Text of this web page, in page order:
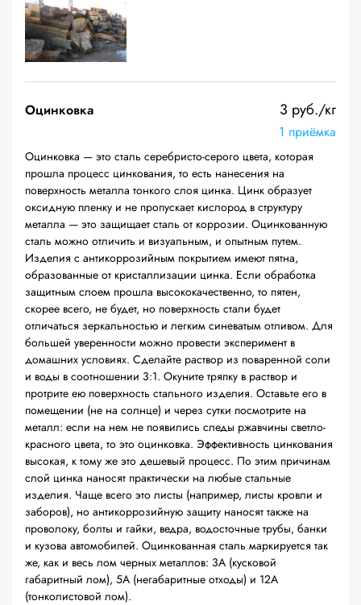
Оцинковка 3 руб./кг
1 приёмка
Оцинковка — это сталь серебристо-серого цвета, которая
прошла процесс цинкования, то есть нанесения на
поверхность металла тонкого слоя цинка. Цинк образует
оксидную пленку и не пропускает кислород в структуру
металла — это защищает сталь от коррозии. Оцинкованную
сталь можно отличить и визуальным, и опытным путем.
Изделия с антикоррозийным покрытием имеют пятна,
образованные от кристаллизации цинка. Если обработка
защитным слоем прошла высококачественно, то пятен,
скорее всего, не будет, но поверхность стали будет
отличаться зеркальностью и легким синеватым отливом. Для
большей уверенности можно провести эксперимент в
домашних условиях. Сделайте раствор из поваренной соли
и воды в соотношении 3:1. Окуните тряпку в раствор и
протрите ею поверхность стального изделия. Оставьте его в
помещении (не на солнце) и через сутки посмотрите на
металл: если на нем не появились следы ржавчины светло-
красного цвета, то это оцинковка. Эффективность цинкования
высокая, к тому же это дешевый процесс. По этим причинам
слой цинка наносят практически на любые стальные
изделия. Чаще всего это листы (например, листы кровли и
заборов), но антикоррозийную защиту наносят также на
проволоку, болты и гайки, ведра, водосточные трубы, банки
и кузова автомобилей. Оцинкованная сталь маркируется так
же, как и весь лом черных металлов: 3А (кусковой
габаритный лом), 5А (негабаритные отходы) и 12А
(тонколистовой лом).